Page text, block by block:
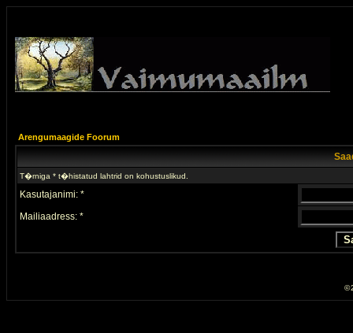
Arengumaagide Foorum
T�rniga * t�histatud lahtrid on kohustuslikud.
Kasutajanimi: *
Mailiaadress: *
©